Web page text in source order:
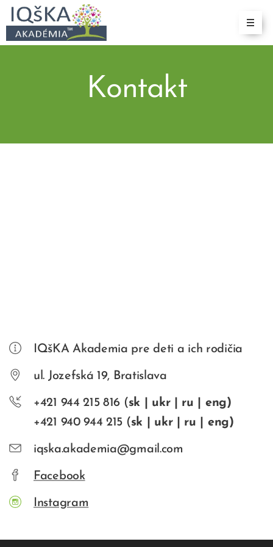
Kontakt
IQšKA Akademia pre deti a ich rodičia
ul. Jozefská 19, Bratislava
+421 944 215 816 (sk | ukr | ru | eng)
+421 940 944 215 (sk | ukr | ru | eng)
iqska.akademia@gmail.com
Facebook
Instagram